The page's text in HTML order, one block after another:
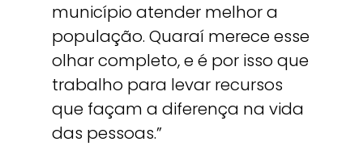
município atender melhor a
população. Quaraí merece esse
olhar completo, e é por isso que
trabalho para levar recursos
que façam a diferença na vida
das pessoas.”